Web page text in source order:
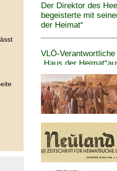
Der Direktor des
begeisterte mit
der Heimat“
VLÖ-
„Haus der
Dank von Prof. Dr.
Heimat“
Eine
Antragsstellung